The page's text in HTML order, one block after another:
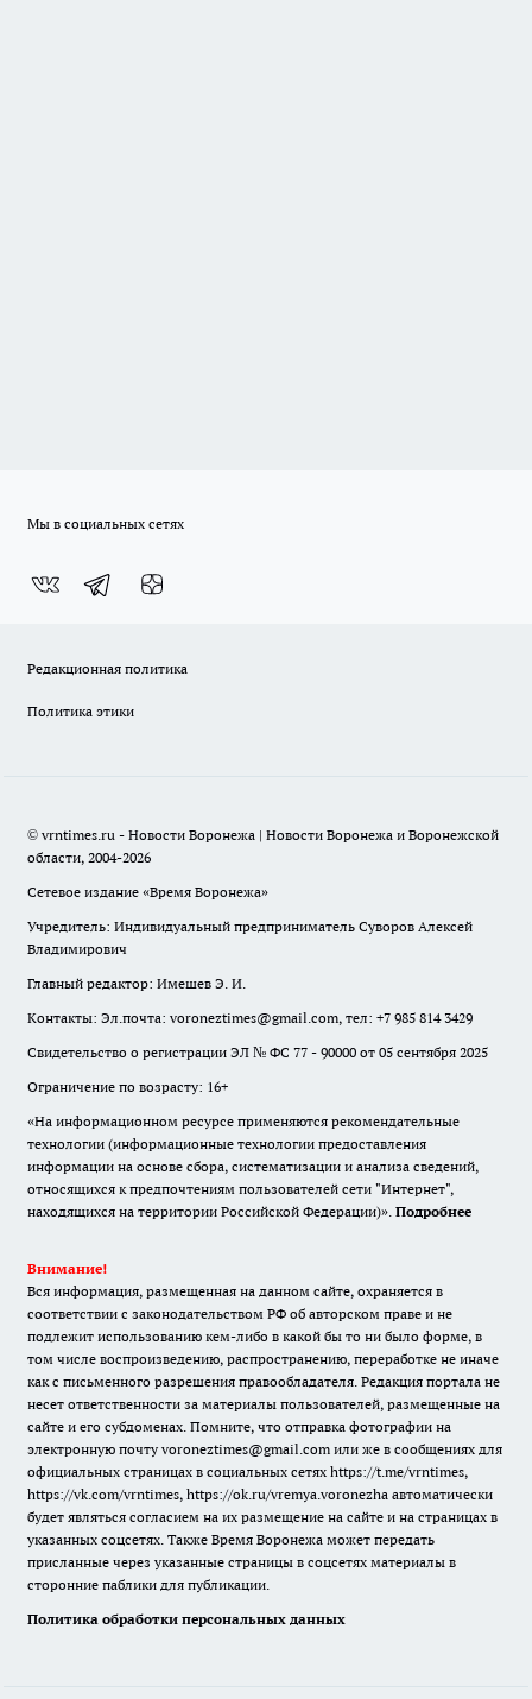
Мы в социальных сетях
Редакционная политика
Политика этики
© vrntimes.ru - Новости Воронежа | Новости Воронежа и Воронежской
области, 2004-2026
Сетевое издание «Время Воронежа»
Учредитель: Индивидуальный предприниматель Суворов Алексей
Владимирович
Главный редактор: Имешев Э. И.
Контакты: Эл.почта: voroneztimes@gmail.com, тел: +7 985 814 3429
Свидетельство о регистрации ЭЛ № ФС 77 - 90000 от 05 сентября 2025
Ограничение по возрасту: 16+
«На информационном ресурсе применяются рекомендательные
технологии (информационные технологии предоставления
информации на основе сбора, систематизации и анализа сведений,
относящихся к предпочтениям пользователей сети "Интернет",
находящихся на территории Российской Федерации)». Подробнее
Внимание!
Вся информация, размещенная на данном сайте, охраняется в
соответствии с законодательством РФ об авторском праве и не
подлежит использованию кем-либо в какой бы то ни было форме, в
том числе воспроизведению, распространению, переработке не иначе
как с письменного разрешения правообладателя. Редакция портала не
несет ответственности за материалы пользователей, размещенные на
сайте и его субдоменах. Помните, что отправка фотографии на
электронную почту voroneztimes@gmail.com или же в сообщениях для
официальных страницах в социальных сетях https://t.me/vrntimes,
https://vk.com/vrntimes, https://ok.ru/vremya.voronezha автоматически
будет являться согласием на их размещение на сайте и на страницах в
указанных соцсетях. Также Время Воронежа может передать
присланные через указанные страницы в соцсетях материалы в
сторонние паблики для публикации.
Политика обработки персональных данных